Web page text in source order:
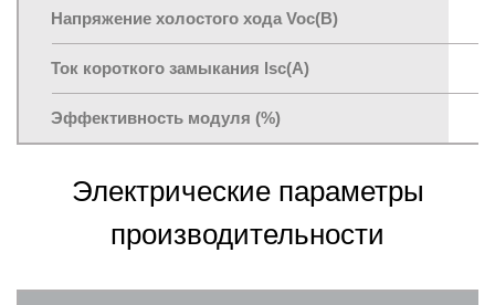
Напряжение холостого хода Voc(В)
Ток короткого замыкания lsc(A)
Эффективность модуля (%)
Электрические параметры
производительности